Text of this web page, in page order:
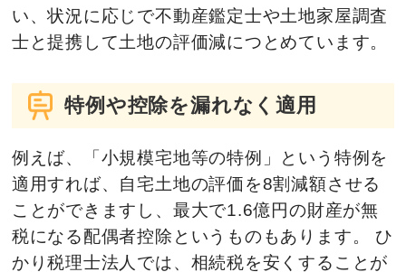
い、状況に応じで不動産鑑定士や土地家屋調査
士と提携して土地の評価減につとめています。
特例や控除を漏れなく適用
例えば、「小規模宅地等の特例」という特例を
適用すれば、自宅土地の評価を8割減額させる
ことができますし、最大で1.6億円の財産が無
税になる配偶者控除というものもあります。 ひ
かり税理士法人では、相続税を安くすることが